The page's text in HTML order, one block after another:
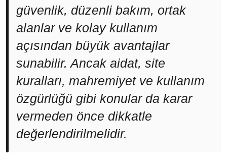
güvenlik, düzenli bakım, ortak
alanlar ve kolay kullanım
açısından büyük avantajlar
sunabilir. Ancak aidat, site
kuralları, mahremiyet ve kullanım
özgürlüğü gibi konular da karar
vermeden önce dikkatle
değerlendirilmelidir.